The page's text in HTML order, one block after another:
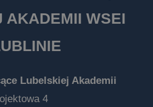
AKADEMII WSEI
Lubelskiej Akademii
4